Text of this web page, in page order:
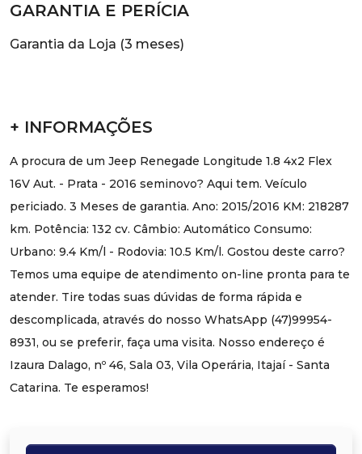
GARANTIA E PERÍCIA
Garantia da Loja (3 meses)
+ INFORMAÇÕES
A procura de um Jeep Renegade Longitude 1.8 4x2 Flex
16V Aut. - Prata - 2016 seminovo? Aqui tem. Veículo
periciado. 3 Meses de garantia. Ano: 2015/2016 KM: 218287
km. Potência: 132 cv. Câmbio: Automático Consumo:
Urbano: 9.4 Km/l - Rodovia: 10.5 Km/l. Gostou deste carro?
Temos uma equipe de atendimento on-line pronta para te
atender. Tire todas suas dúvidas de forma rápida e
descomplicada, através do nosso WhatsApp (47)99954-
8931, ou se preferir, faça uma visita. Nosso endereço é
Izaura Dalago, nº 46, Sala 03, Vila Operária, Itajaí - Santa
Catarina. Te esperamos!